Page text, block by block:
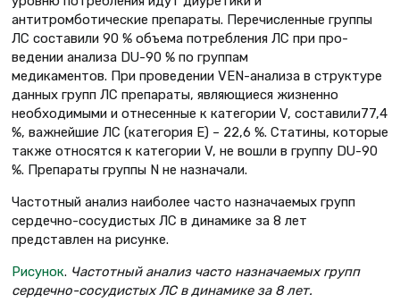
антитромботические препараты. Перечисленные группы
ЛС составили 90 % объема потребления ЛС при про-
ведении анализа DU-90 % по группам
медикаментов. При проведении VEN-анализа в структуре
данных групп ЛС препараты, являющиеся жизненно
необходимыми и отнесенные к категории V, составили77,4
%, важнейшие ЛС (категория Е) – 22,6 %. Статины, которые
также относятся к категории V, не вошли в группу DU-90
%. Препараты группы N не назначали.
Частотный анализ наиболее часто назначаемых групп
сердечно-сосудистых ЛС в динамике за 8 лет
представлен на рисунке.
Рисунок. Частотный анализ часто назначаемых групп
сердечно-сосудистых ЛС в динамике за 8 лет.